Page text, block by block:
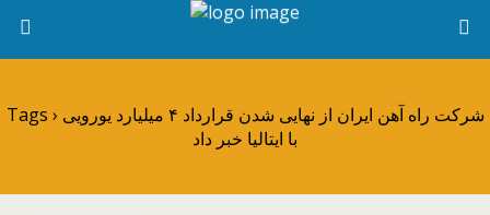
Tags › شرکت راه آهن ایران از نهایی شدن قرارداد ۴ میلیارد یورویی
با ایتالیا خبر داد